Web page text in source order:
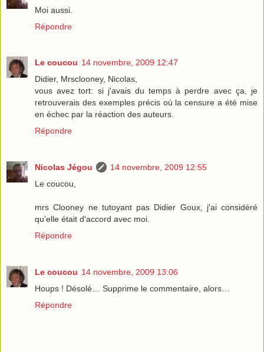
Moi aussi.
Répondre
Le coucou 14 novembre, 2009 12:47
Didier, Mrsclooney, Nicolas,
vous avez tort: si j'avais du temps à perdre avec ça, je
retrouverais des exemples précis où la censure a été mise
en échec par la réaction des auteurs.
Répondre
Nicolas Jégou
14 novembre, 2009 12:55
Le coucou,
mrs Clooney ne tutoyant pas Didier Goux, j'ai considéré
qu'elle était d'accord avec moi.
Répondre
Le coucou 14 novembre, 2009 13:06
Houps ! Désolé… Supprime le commentaire, alors…
Répondre